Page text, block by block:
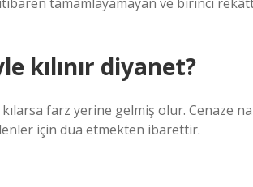
kılınır diyanet?
farz yerine gelmiş olur. Cenaze
için dua etmekten ibarettir.